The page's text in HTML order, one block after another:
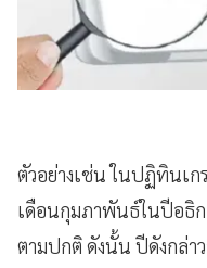
ตัวอย่างเช่น ในปฏิทินเ
เดือนกุมภาพันธ์ในปีอธิ
ตามปกติ ดังนั้น ปีดังกล่า